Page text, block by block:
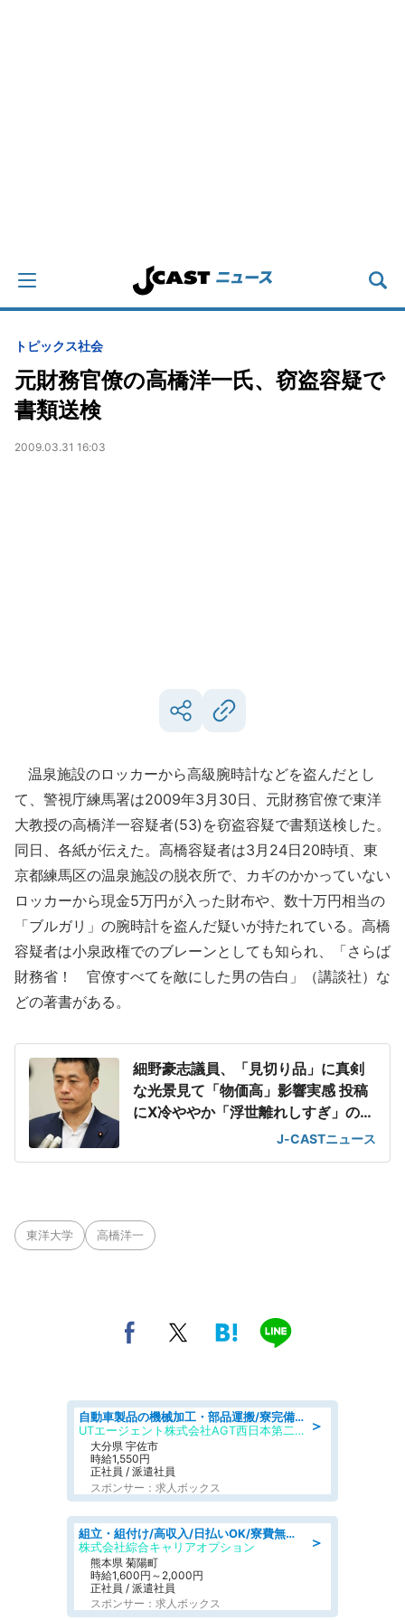
トピックス社会
元財務官僚の高橋洋一氏、窃盗容疑で
書類送検
2009.03.31 16:03
温泉施設のロッカーから高級腕時計などを盗んだとし
て、警視庁練馬署は2009年3月30日、元財務官僚で東洋
大教授の高橋洋一容疑者(53)を窃盗容疑で書類送検した。
同日、各紙が伝えた。高橋容疑者は3月24日20時頃、東
京都練馬区の温泉施設の脱衣所で、カギのかかっていない
ロッカーから現金5万円が入った財布や、数十万円相当の
「ブルガリ」の腕時計を盗んだ疑いが持たれている。高橋
容疑者は小泉政権でのブレーンとしても知られ、「さらば
財務省！ 官僚すべてを敵にした男の告白」（講談社）な
どの著書がある。
細野豪志議員、「見切り品」に真剣
な光景見て「物価高」影響実感 投稿
にX冷ややか「浮世離れしすぎ」の声
J-CASTニュース
東洋大学 高橋洋一
＞
自動車製品の機械加工・部品運搬/寮完備/日払い/工場・製造
UTエージェント株式会社AGT西日本第二CU
大分県 宇佐市
時給1,550円
正社員 / 派遣社員
スポンサー：求人ボックス
＞
組立・組付け/高収入/日払いOK/寮費無料/交替制/20・30・40代活躍中
株式会社綜合キャリアオプション
熊本県 菊陽町
時給1,600円～2,000円
正社員 / 派遣社員
スポンサー：求人ボックス